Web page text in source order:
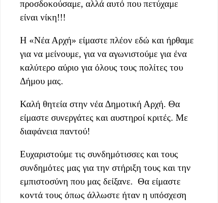
προσδοκούσαμε, αλλά αυτό που πετύχαμε
είναι νίκη!!!
Η «Νέα Αρχή» είμαστε πλέον εδώ και ήρθαμε
για να μείνουμε, για να αγωνιστούμε για ένα
καλύτερο αύριο για όλους τους πολίτες του
Δήμου μας.
Καλή θητεία στην νέα Δημοτική Αρχή. Θα
είμαστε συνεργάτες και αυστηροί κριτές. Με
διαφάνεια παντού!
Ευχαριστούμε τις συνδημότισσες και τους
συνδημότες μας για την στήριξη τους και την
εμπιστοσύνη που μας δείξανε. Θα είμαστε
κοντά τους όπως άλλωστε ήταν η υπόσχεση